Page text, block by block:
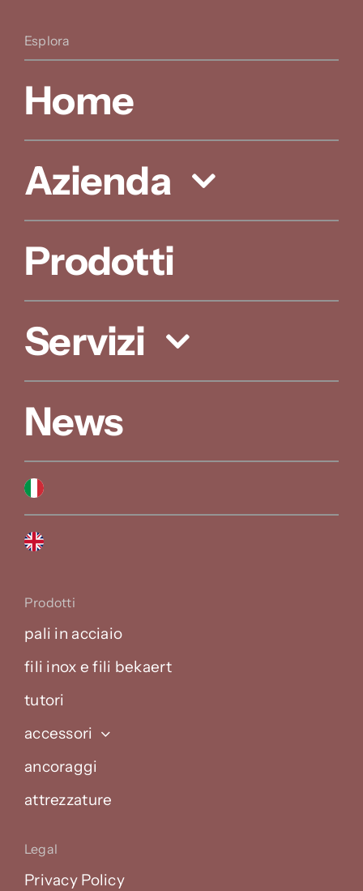
Esplora
Home
Azienda
Prodotti
Servizi
News
Prodotti
pali in acciaio
fili inox e fili bekaert
tutori
accessori
ancoraggi
attrezzature
Legal
Privacy Policy